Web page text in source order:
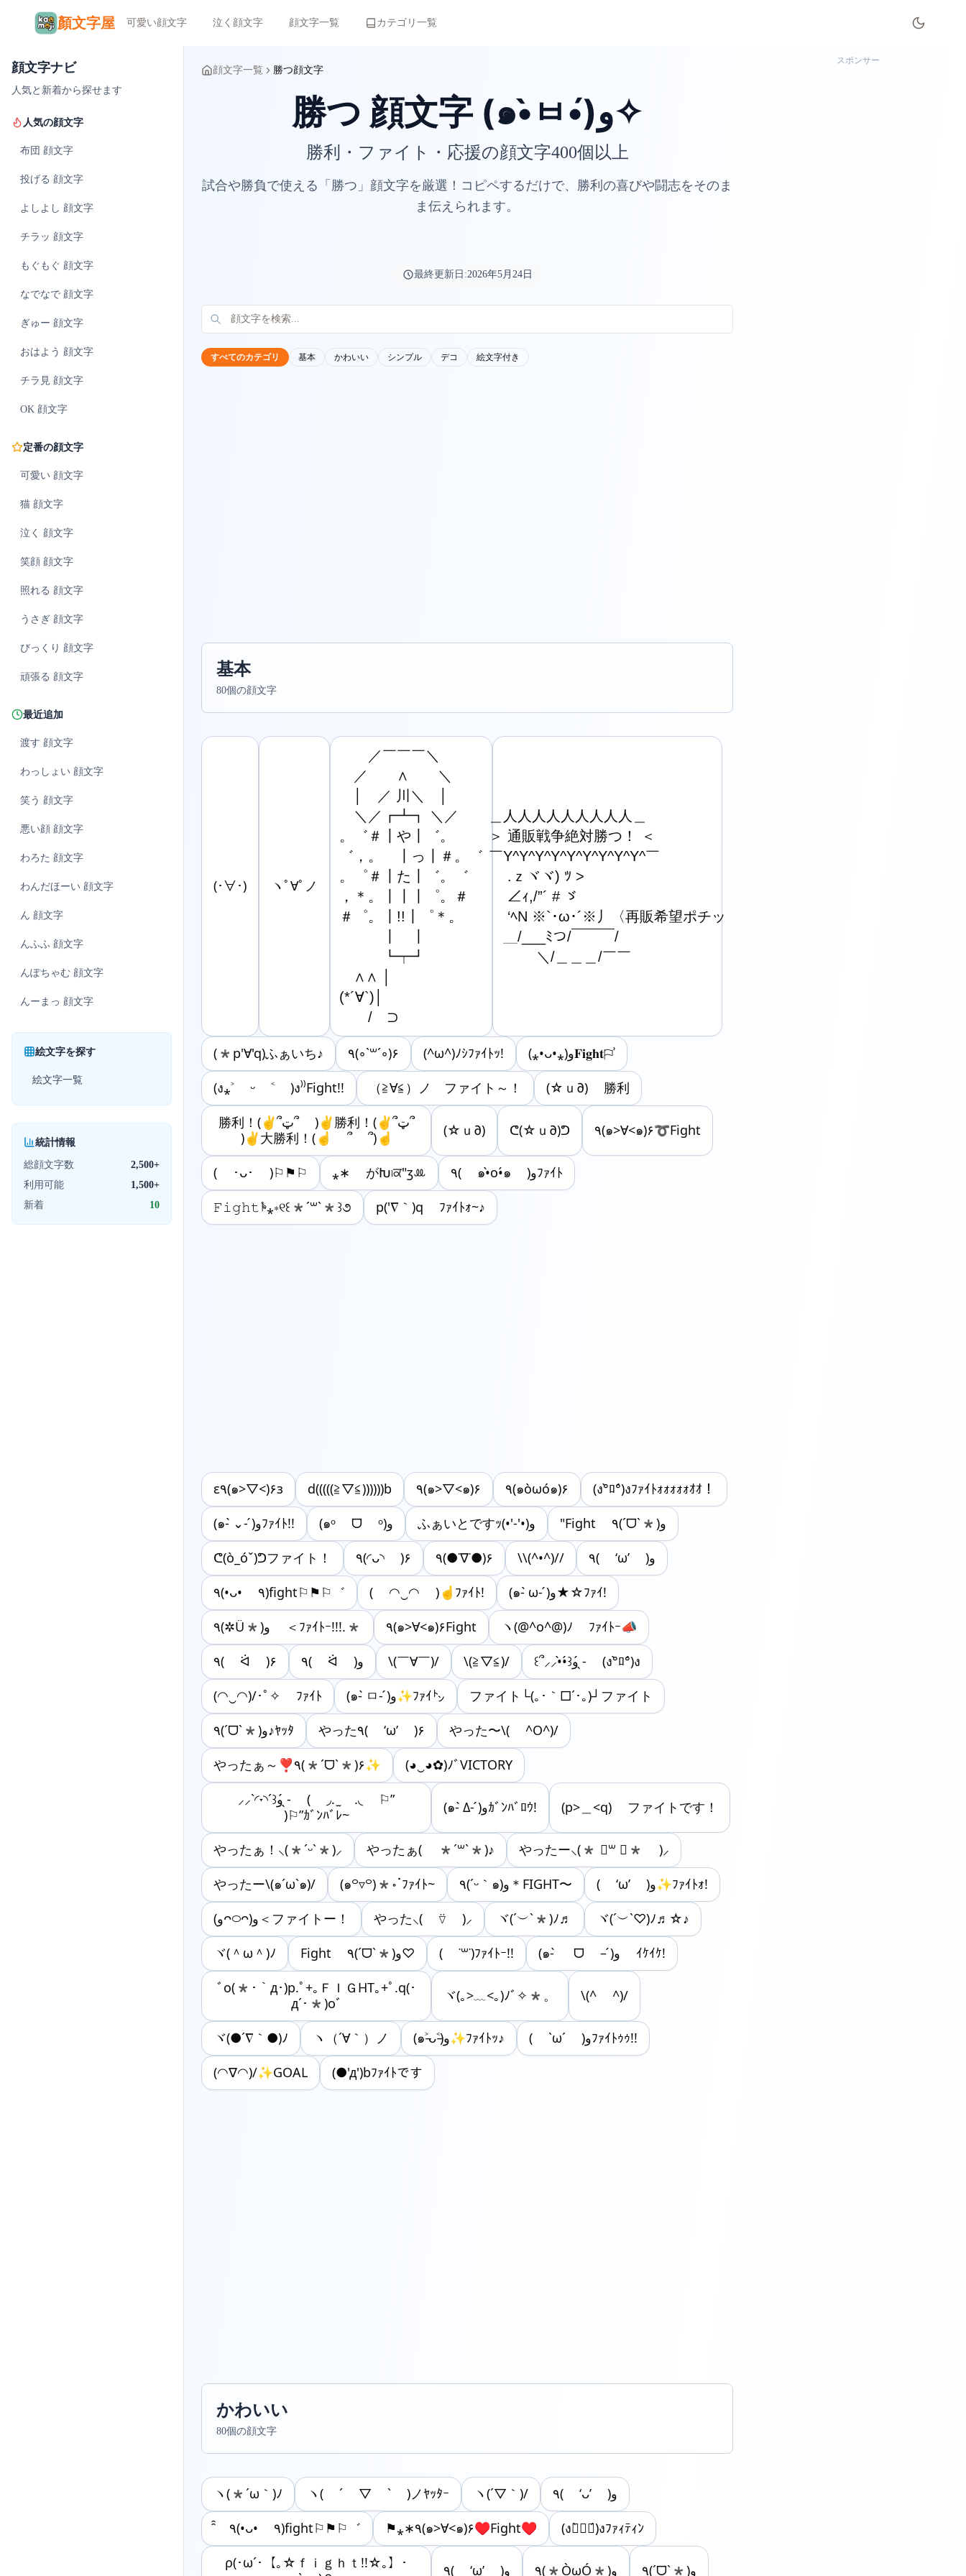
顏文字屋 可愛い顔文字 泣く顔文字 顔文字一覧 カテゴリ一覧
顔文字ナビ
人気と新着から探せます
人気の顔文字
布団 顔文字
投げる 顔文字
よしよし 顔文字
チラッ 顔文字
もぐもぐ 顔文字
なでなで 顔文字
ぎゅー 顔文字
おはよう 顔文字
チラ見 顔文字
OK 顔文字
定番の顔文字
可愛い 顔文字
猫 顔文字
泣く 顔文字
笑顔 顔文字
照れる 顔文字
うさぎ 顔文字
びっくり 顔文字
頑張る 顔文字
最近追加
渡す 顔文字
わっしょい 顔文字
笑う 顔文字
悪い顔 顔文字
わろた 顔文字
わんだほーい 顔文字
ん 顔文字
んふふ 顔文字
んぽちゃむ 顔文字
んーまっ 顔文字
絵文字を探す
絵文字一覧
統計情報
総顔文字数
2,500+
利用可能
1,500+
新着
10
顔文字一覧 勝つ顔文字
勝つ 顔文字 (๑•̀ㅂ•́)و✧
勝利・ファイト・応援の顔文字400個以上
試合や勝負で使える「勝つ」顔文字を厳選！コピペするだけで、勝利の喜びや闘志をそのま
ま伝えられます。
最終更新日:2026年5月24日
すべてのカテゴリ 基本 かわいい シンプル デコ 絵文字付き
基本
80個の顔文字
(･∀･) ヽﾟ∀ﾟノ
／￣￣￣＼
／　　∧　　＼
│　／ 川＼　│
＼／┏┻┓ ＼／
。゛＃┃や┃゛。
゛，。　┃っ┃＃。゛
。゜＃┃た┃゛。゛
，＊。┃┃┃゜。＃
＃゜。┃!!┃゜＊。
┗┯┛
∧∧ │
(*´∀`)│
/　⊃
＿人人人人人人人人人＿
＞ 通販戦争絶対勝つ！ ＜
￣Y^Y^Y^Y^Y^Y^Y^Y^Y^￣
.ｚヾヾ) ﾂ >
∠ｨ,/”´ # ゞ
‘ﾍN ※`･ω･´※丿〈再販希望ポチッ
＿/___ﾐつ/￣￣￣/
＼/＿＿＿/￣￣
(*p'∀'q)ふぁいち♪ ٩(◦`꒳´◦)۶ (^ω^)ﾉｼﾌｧｲﾄｯ! (⁎•ᴗ•⁎)و𝐅𝐢𝐠𝐡𝐭⚐ʾ
(ง⁎˃ ᵕ ˂ )ง⁾⁾Fight!! （≧∀≦）ノ ファイト～！ (☆ｕ∂) 勝利
勝利！(✌՞ټ՞ )✌勝利！(✌՞ټ՞
)✌大勝利！(☝ ՞ ՞)☝
(☆ｕ∂) ᕦ(☆ｕ∂)ᕤ ٩(๑>∀<๑)۶➰Fight
( ･ᴗ･ )⚐⚑⚐ ⁎∗ がԽ৷ਕ"ʒꔛ ٩( ๑•̀o•́๑ )وﾌｧｲﾄ
𝙵𝚒𝚐𝚑𝚝𖠱⁎∗୧꒰*´꒳`*꒱૭ p('∇｀)q ﾌｧｲﾄｫ~♪
ε٩(๑>▽<)۶з d(((((≧▽≦))))))b ٩(๑>▽<๑)۶ ٩(๑òωó๑)۶ (ง°̀ﾛ°́)งﾌｧｲﾄｫｫｫｫｫｵｵ！
(๑- ̀⌄- ́)وﾌｧｲﾄ!! (๑ᵒ ᗜ ᵒ)و ふぁいとですｯ‎(•'-'•)و "Fight ٩(ˊᗜˋ*)و
ᕦ(ò_óˇ)ᕤファイト！ ٩(◜ᴗ◝ )۶ ٩(●˙∇˙●)۶ \\(^•^)// ٩( ‘ω’ )ﻭ
٩(•ᴗ• ٩)fight⚐⚑⚐゛ ( ◠‿◠ )☝️ﾌｧｲﾄ! (๑- ̀ω- ́)و★☆ﾌｧｲ!
٩(✲Ü*)و ＜ﾌｧｲﾄｰ!!!.* ٩(๑>∀<๑)۶Fight ヽ(@^o^@)ﾉ ﾌｧｲﾄｰ📣
٩( ᐛ )۶ ٩( ᐛ )و \(￣∀￣)/ \(≧▽≦)/ ꒰՞⸝⸝•̀•́꒱و ̖́- (ง°̀ﾛ°́)ง
(◠‿◠)/･ﾟ✧ ﾌｧｲﾄ (๑- ̀ㅁ- ́)و✨ﾌｧｲ㌧ ファイト└(｡･｀□´･｡)┘ファイト
٩(ˊᗜˋ*)و♪ﾔｯﾀ やった٩( ‘ω’ )۶ やった〜\( ^О^)/
やったぁ～❣️٩(*ˊᗜˋ*)۶✨ (◕‿◕✿)ﾉﾞVICTORY
⸝⸝ˋ◜︎˕◝︎ˊ꒱و ̖́- ( ◞ᱹ ̫ ᱹ◟ ⚐”
)⚐”ｶﾞﾝﾊﾞﾚ~
(๑- ̀Δ- ́)وｶﾞﾝﾊﾞﾛｳ! (p>＿<q) ファイトです！
やったぁ！‪⸜(*ˊᵕˋ*)⸝‬ やったぁ( *´꒳`*)♪ やったー⸜(* ॑꒳ ॑* )⸝
やったー\(๑´ω`๑)/ (๑꒪▿꒪)*॰ॱﾌｧｲﾄ~ ٩(´ᵕ｀๑)و＊FIGHT〜 ( ‘ω’ )و✨ﾌｧｲﾄｫ!
(وᴖ࿀ᴖ)و＜ファイトー！ やった⸜( ⍢ )⸝ ヾ(´︶`*)ﾉ♬ ヾ(´︶`♡)ﾉ♬☆♪
ヾ(＾ω＾)ﾉ Fight ٩(ˊᗜˋ*)و♡ ( ˙꒳​˙)ﾌｧｲﾄｰ!! (๑- ̀ ᗜ – ́)و ｲｹｲｹ!
ﾞo(*･｀д･)p.ﾟ+｡ＦＩＧΗΤ｡+ﾟ.q(･
д´･*)oﾞ
ヾ(｡>﹏<｡)ﾉﾞ✧*。 \(^ ^)/
ヾ(●´∇｀●)ﾉ ヽ（´∀｀）ノ (๑˃̵ᴗ˂̵)و✨ﾌｧｲﾄｯ♪ ( `ω´ )وﾌｧｲﾄｩｩ!!
(◠∇◠)/✨GOAL (●'д')bﾌｧｲﾄです
かわいい
80個の顔文字
ヽ(*´ω｀)ﾉ ヽ( ´ ▽ ` )ノﾔｯﾀｰ ヽ(´▽｀)/ ٩( ‘ᴗ’ )و
̑̑ ٩(•ᴗ• ٩)fight⚐⚑⚐゛ ⚑⁎∗٩(๑>∀<๑)۶♥Fight♥ (ง๏̀︿๏́)งﾌｧｨﾃｨﾝ
ρ(･ω´･【｡☆ｆｉｇｈｔ!!☆｡】･
٩( ‘ω’ )و ٩(*ÒωÓ*)و ٩(ˊᗜˋ*)و
スポンサー